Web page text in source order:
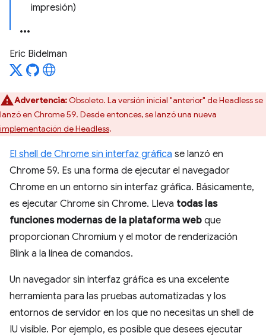
impresión)
Eric Bidelman
Advertencia:Obsoleto. La versión inicial "anterior" de Headless se
lanzó en Chrome 59. Desde entonces, se lanzó una nueva
implementación de Headless.
El shell de Chrome sin interfaz gráfica se lanzó en
Chrome 59. Es una forma de ejecutar el navegador
Chrome en un entorno sin interfaz gráfica. Básicamente,
es ejecutar Chrome sin Chrome. Lleva todas las
funciones modernas de la plataforma web que
proporcionan Chromium y el motor de renderización
Blink a la línea de comandos.
Un navegador sin interfaz gráfica es una excelente
herramienta para las pruebas automatizadas y los
entornos de servidor en los que no necesitas un shell de
IU visible. Por ejemplo, es posible que desees ejecutar